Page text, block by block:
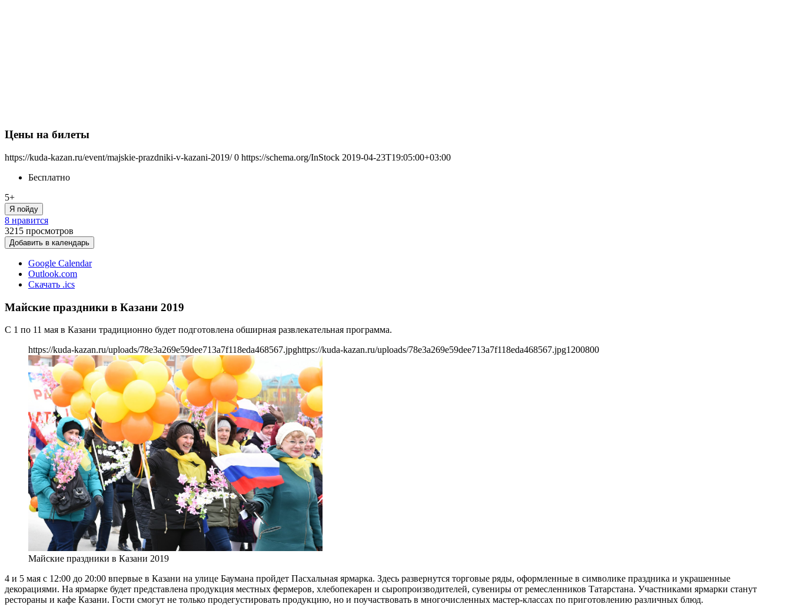
Цены на билеты
https://kuda-kazan.ru/event/majskie-prazdniki-v-kazani-2019/ 0 https://schema.org/InStock 2019-04-23T19:05:00+03:00
Бесплатно
5+
Я пойду
8 нравится
3215 просмотров
Добавить в календарь
Google Calendar
Outlook.com
Скачать .ics
Майские праздники в Казани 2019
С 1 по 11 мая в Казани традиционно будет подготовлена обширная развлекательная программа.
https://kuda-kazan.ru/uploads/78e3a269e59dee713a7f118eda468567.jpghttps://kuda-kazan.ru/uploads/78e3a269e59dee713a7f118eda468567.jpg1200800
Майские праздники в Казани 2019
4 и 5 мая с 12:00 до 20:00 впервые в Казани на улице Баумана пройдет Пасхальная ярмарка. Здесь развернутся торговые ряды, оформленные в символике праздника и украшенные
декорациями. На ярмарке будет представлена продукция местных фермеров, хлебопекарен и сыропроизводителей, сувениры от ремесленников Татарстана. Участниками ярмарки станут
рестораны и кафе Казани. Гости смогут не только продегустировать продукцию, но и поучаствовать в многочисленных мастер-классах по приготовлению различных блюд.